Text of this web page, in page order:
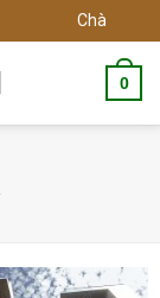
Chào mừng
0